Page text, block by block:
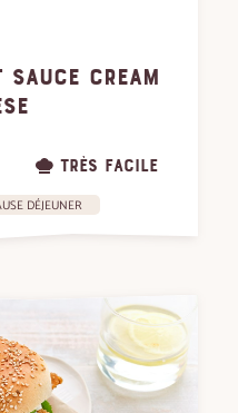
SAUCE CREAM
TRÈS FACILE
DÉJEUNER